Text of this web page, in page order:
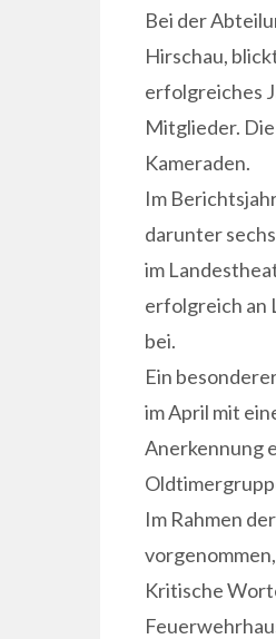
Bei der
Hirschau,
erfolgreiches
Mitglieder.
Kameraden.
Im
darunter
im
erfolgreich an
bei.
Ein
im April mit
Anerkennung
Im Rahmen
Kritische